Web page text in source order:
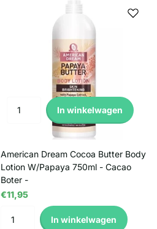
In winkelwagen
American Dream Cocoa Butter Body
Lotion W/Papaya 750ml - Cacao
Boter -
€11,95
In winkelwagen